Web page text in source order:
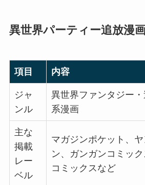
異世界パーティー追放漫
項目 内容
ジャ
ンル
異世界ファンタジー
系漫画
主な
掲載
レー
ベル
マガジンポケット、
ン、ガンガンコミッ
コミックスなど